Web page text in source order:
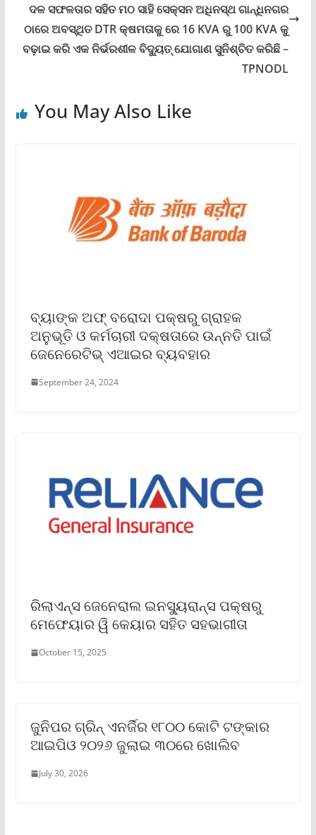
ଦଳ ସଫଳତାର ସହିତ ମଠ ସାହି ସେକ୍ସନ ଅଧିନସ୍ଥ ଗାନ୍ଧିନଗର
ଠାରେ ଅବସ୍ଥିତ DTR କ୍ଷମତାକୁ ରେ 16 KVA ରୁ 100 KVA କୁ
ବଢ଼ାଇ କରି ଏକ ନିର୍ଭରଶୀଳ ବିଦ୍ୟୁତ୍ ଯୋଗାଣ ସୁନିଶ୍ଚିତ କରିଛି –
TPNODL
You May Also Like
ବ୍ୟାଙ୍କ ଅଫ୍ ବରୋଦା ପକ୍ଷରୁ ଗ୍ରାହକ
ଅନୁଭୂତି ଓ କର୍ମଚାରୀ ଦକ୍ଷତାରେ ଉନ୍ନତି ପାଇଁ
ଜେନେରେଟିଭ୍ ଏଆଇର ବ୍ୟବହାର
September 24, 2024
ରିଲାଏନ୍ସ ଜେନେରାଲ ଇନସ୍ୟୁରାନ୍ସ ପକ୍ଷରୁ
ମେଫେୟାର ୱି କେୟାର ସହିତ ସହଭାଗୀତା
October 15, 2025
ଜୁନିପର ଗ୍ରିନ୍ ଏନର୍ଜିର ୧୮୦୦ କୋଟି ଟଙ୍କାର
ଆଇପିଓ ୨୦୨୬ ଜୁଲାଇ ୩୦ରେ ଖୋଲିବ
July 30, 2026